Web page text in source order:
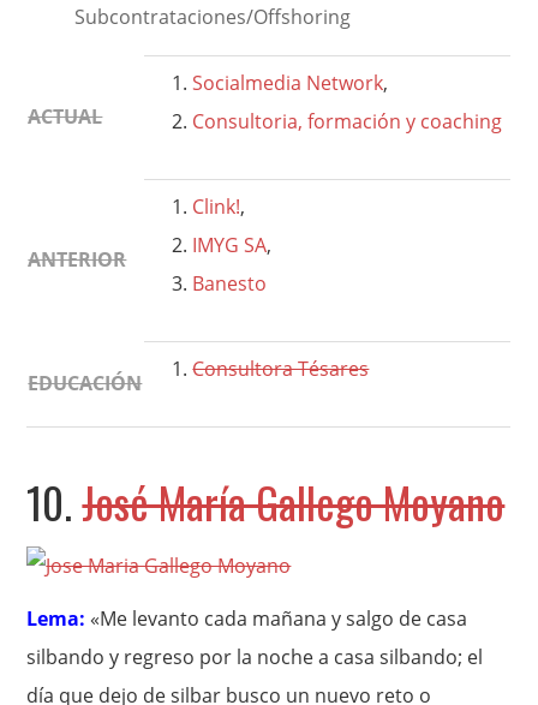
Subcontrataciones/Offshoring
ACTUAL
Socialmedia Network,
Consultoria, formación y coaching
ANTERIOR
Clink!,
IMYG SA,
Banesto
EDUCACIÓN
Consultora Tésares
10.José María Gallego Moyano
Lema: «Me levanto cada mañana y salgo de casa
silbando y regreso por la noche a casa silbando; el
día que dejo de silbar busco un nuevo reto o